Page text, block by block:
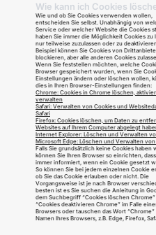
Wie kann ich Cookies
Wie und ob Sie Cookies verwenden wollen,
entscheiden Sie selbst. Unabhängig von
Service oder welcher Website die Cookies
haben Sie immer die Möglichkeit Cookies zu
nur teilweise zuzulassen oder zu
Beispiel können Sie Cookies von
blockieren, aber alle anderen Cookies
Wenn Sie feststellen möchten, welche
Browser gespeichert wurden, wenn Sie
Einstellungen ändern oder löschen wollen,
dies in Ihren Browser-Einstellungen finden:
Chrome: Cookies in Chrome löschen,
verwalten
Safari: Verwalten von Cookies und
Safari
Firefox: Cookies löschen, um Daten zu
Websites auf Ihrem Computer abgelegt
Internet Explorer: Löschen und Verwalten
Microsoft Edge: Löschen und Verwalten von
Falls Sie grundsätzlich keine Cookies haben
können Sie Ihren Browser so einrichten,
immer informiert, wenn ein Cookie gesetzt
So können Sie bei jedem einzelnen Cookie
ob Sie das Cookie erlauben oder nicht. Die
Vorgangsweise ist je nach Browser
besten ist es Sie suchen die Anleitung in
dem Suchbegriff “Cookies löschen
“Cookies deaktivieren Chrome” im Falle
Browsers oder tauschen das Wort
Namen Ihres Browsers, z.B. Edge, Firefox,